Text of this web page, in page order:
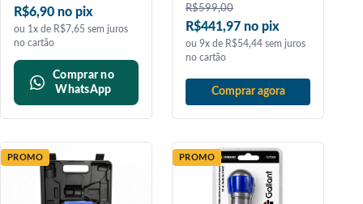
R$6,90 no pix
ou 1x de R$7,65 sem juros
no cartão
Comprar no
WhatsApp
R$599,00
R$441,97 no pix
ou 9x de R$54,44 sem juros
no cartão
Comprar agora
PROMO PROMO